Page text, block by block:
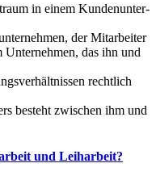
in einem Kunden­un­ter­
der Mitar­beiter
das ihn und
rechtlich
besteht zwischen ihm und
und Leiharbeit?